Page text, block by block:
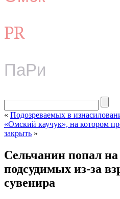
PR
ПаРи
« Подозреваемых в
«Омский каучук», на котором
закрыть »
Сельчанин попал
подсудимых из-за
сувенира